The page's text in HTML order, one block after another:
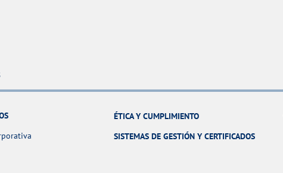
ÉTICA Y CUMPLIMIENTO
SISTEMAS DE GESTIÓN Y CERTIFICADOS